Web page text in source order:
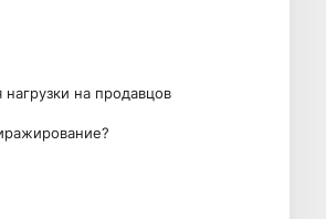
на продавцов